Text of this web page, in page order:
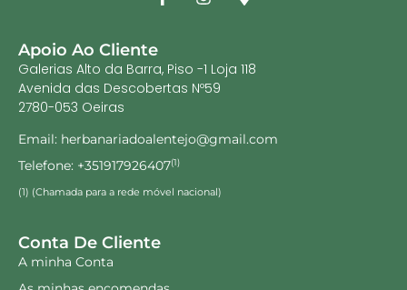
Apoio Ao Cliente
Galerias Alto da Barra, Piso -1 Loja 118
Avenida das Descobertas Nº59
2780-053 Oeiras
Email: herbanariadoalentejo@gmail.com
Telefone: +351917926407(1)
(1) (Chamada para a rede móvel nacional)
Conta De Cliente
A minha Conta